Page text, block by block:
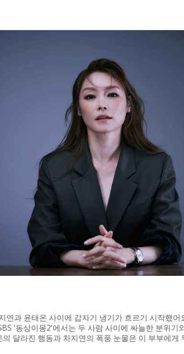
연과 윤태온 사이에 갑자기 냉기가 흐르기 시작했
'동상이몽2'에서는 두 사람 사이에 싸늘한 분위기
달라진 행동과 차지연의 폭풍 눈물은 이 부부에게